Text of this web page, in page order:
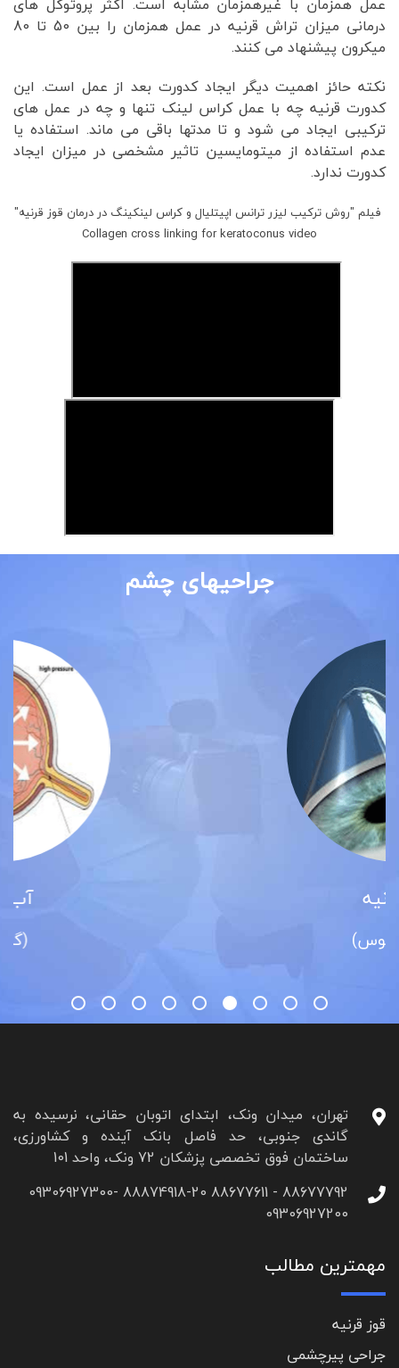
درمانی میزان تراش قرنیه در عمل همزمان را بین 50 تا 80
میکرون پیشنهاد می کنند.
نکته حائز اهمیت دیگر ایجاد کدورت بعد از عمل است. این
کدورت قرنیه چه با عمل کراس لینک تنها و چه در عمل های
ترکیبی ایجاد می شود و تا مدتها باقی می ماند. استفاده یا
عدم استفاده از میتومایسین تاثیر مشخصی در میزان ایجاد
کدورت ندارد.
فیلم "روش ترکیب لیزر ترانس اپیتلیال و کراس لینکینگ در درمان قوز قرنیه"
Collagen cross linking for keratoconus video
جراحیهای چشم
تهران، میدان ونک، ابتدای اتوبان حقانی، نرسیده به
گاندی جنوبی، حد فاصل بانک آینده و کشاورزی،
ساختمان فوق تخصصی پزشکان 72 ونک، واحد 101
88677792 - 88677611 88874918-20 09306927300-
09306927200
مهمترین مطالب
قوز قرنیه
جراحی پیرچشمی